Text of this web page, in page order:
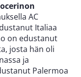
AC
Italiaa
on edustanut
josta hän oli
ja
Palermoa